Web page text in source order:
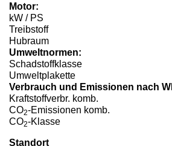
Motor:
kW / PS
Treibstoff
Hubraum
Umweltnormen:
Schadstoffklasse
Umweltplakette
Verbrauch und Emissionen nach
Kraftstoffverbr. komb.
CO2-Emissionen komb.
CO2-Klasse
Standort